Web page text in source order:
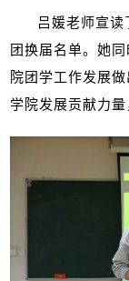
吕媛老师宣
团换届名单。她
院团学工作发展
学院发展贡献力量